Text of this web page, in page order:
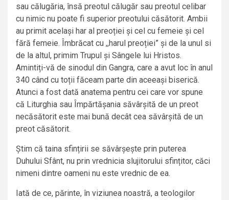
sau călugăria, însă preotul călugăr sau preotul celibar
cu nimic nu poate fi superior preotului căsătorit. Ambii
au primit același har al preoției și cel cu femeie și cel
fără femeie. Îmbrăcat cu ,,harul preoției” și de la unul si
de la altul, primim Trupul și Sângele lui Hristos.
Amintiți-vă de sinodul din Gangra, care a avut loc în anul
340 când cu toții făceam parte din aceeași biserică.
Atunci a fost dată anatema pentru cei care vor spune
că Liturghia sau Împărtășania săvârșită de un preot
necăsătorit este mai bună decât cea săvârșită de un
preot căsătorit.
Știm că taina sfințirii se săvârșește prin puterea
Duhului Sfânt, nu prin vrednicia slujitorului sfințitor, căci
nimeni dintre oameni nu este vrednic de ea.
Iată de ce, părinte, în viziunea noastră, a teologilor